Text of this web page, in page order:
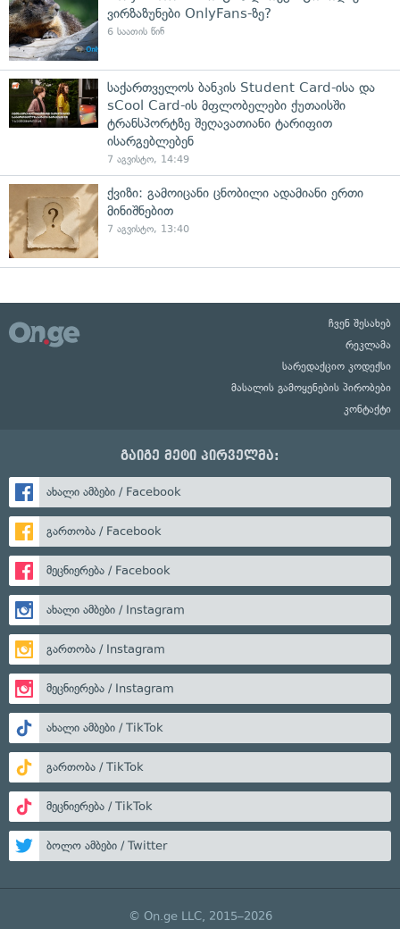
ვირზაზუნები OnlyFans-ზე?
6 საათის წინ
საქართველოს ბანკის Student Card-ისა და
sCool Card-ის მფლობელები ქუთაისში
ტრანსპორტზე შეღავათიანი ტარიფით
ისარგებლებენ
7 აგვისტო, 14:49
ქვიზი: გამოიცანი ცნობილი ადამიანი ერთი
მინიშნებით
7 აგვისტო, 13:40
ჩვენ შესახებ
რეკლამა
სარედაქციო კოდექსი
მასალის გამოყენების პირობები
კონტაქტი
გაიგე მეტი პირველმა:
ახალი ამბები / Facebook
გართობა / Facebook
მეცნიერება / Facebook
ახალი ამბები / Instagram
გართობა / Instagram
მეცნიერება / Instagram
ახალი ამბები / TikTok
გართობა / TikTok
მეცნიერება / TikTok
ბოლო ამბები / Twitter
© On.ge LLC, 2015–2026